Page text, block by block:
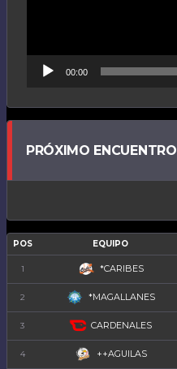
00:00
PRÓXIMO ENCUENTRO
POS EQUIPO
1 *CARIBES
2 *MAGALLANES
3 CARDENALES
4 ++AGUILAS